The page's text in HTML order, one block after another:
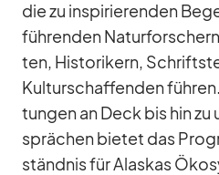
die zu in­spi­rie­ren­den
füh­ren­den
ten, His­to­ri­kern,
Kul­tur­schaf­fen­den
tun­gen an Deck bis hin
sprä­chen bie­tet das
ständ­nis für Alas­kas